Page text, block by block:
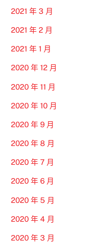
2021 年 3 月
2021 年 2 月
2021 年 1 月
2020 年 12 月
2020 年 11 月
2020 年 10 月
2020 年 9 月
2020 年 8 月
2020 年 7 月
2020 年 6 月
2020 年 5 月
2020 年 4 月
2020 年 3 月